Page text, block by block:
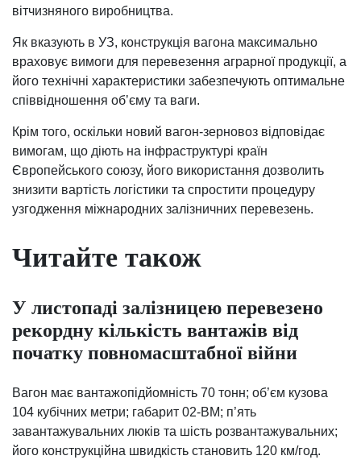
вітчизняного виробництва.
Як вказують в УЗ, конструкція вагона максимально
враховує вимоги для перевезення аграрної продукції, а
його технічні характеристики забезпечують оптимальне
співвідношення обʼєму та ваги.
Крім того, оскільки новий вагон-зерновоз відповідає
вимогам, що діють на інфраструктурі країн
Європейського союзу, його використання дозволить
знизити вартість логістики та спростити процедуру
узгодження міжнародних залізничних перевезень.
Читайте також
У листопаді залізницею перевезено
рекордну кількість вантажів від
початку повномасштабної війни
Вагон має вантажопідйомність 70 тонн; об’єм кузова
104 кубічних метри; габарит 02-ВМ; п’ять
завантажувальних люків та шість розвантажувальних;
його конструкційна швидкість становить 120 км/год.